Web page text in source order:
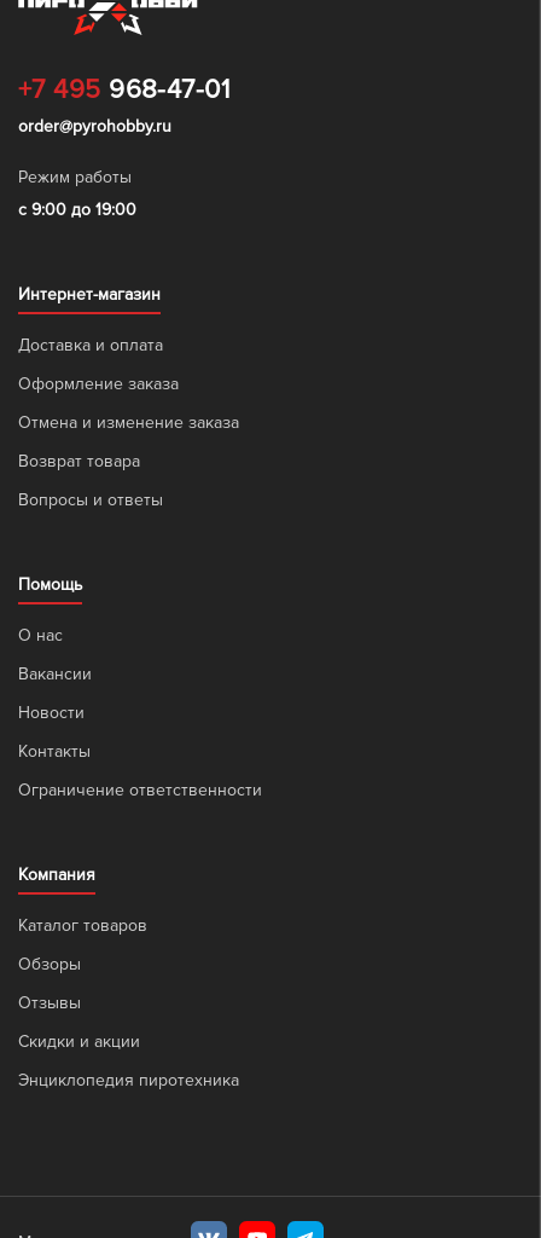
+7 495 968-47-01
order@pyrohobby.ru
Режим работы
с 9:00 до 19:00
Интернет-магазин
Доставка и оплата
Оформление заказа
Отмена и изменение заказа
Возврат товара
Вопросы и ответы
Помощь
О нас
Вакансии
Новости
Контакты
Ограничение ответственности
Компания
Каталог товаров
Обзоры
Отзывы
Скидки и акции
Энциклопедия пиротехника